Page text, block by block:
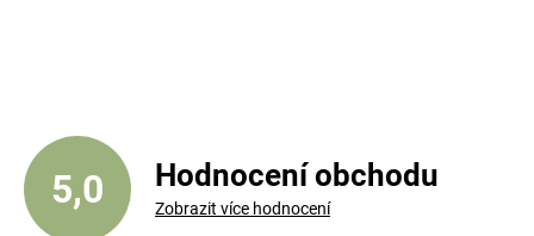
í
p
r
5,0 Hodnocení obchodu
Zobrazit více hodnocení